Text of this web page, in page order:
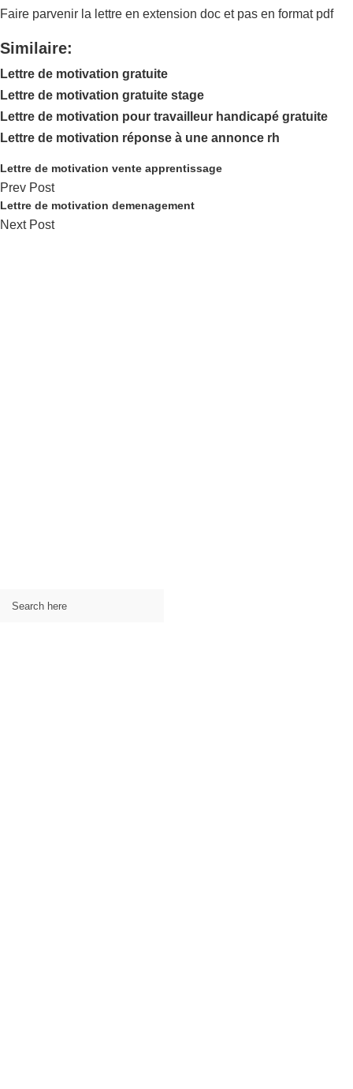
Faire parvenir la lettre en extension doc et pas en format pdf
Similaire:
Lettre de motivation gratuite
Lettre de motivation gratuite stage
Lettre de motivation pour travailleur handicapé gratuite
Lettre de motivation réponse à une annonce rh
Lettre de motivation vente apprentissage
Prev Post
Lettre de motivation demenagement
Next Post